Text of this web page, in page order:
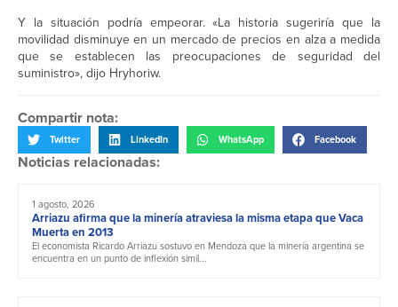
Y la situación podría empeorar. «La historia sugeriría que la
movilidad disminuye en un mercado de precios en alza a medida
que se establecen las preocupaciones de seguridad del
suministro», dijo Hryhoriw.
Compartir nota:
Twitter LinkedIn WhatsApp Facebook
Noticias relacionadas:
1 agosto, 2026
Arriazu afirma que la minería atraviesa la misma etapa que Vaca
Muerta en 2013
El economista Ricardo Arriazu sostuvo en Mendoza que la minería argentina se
encuentra en un punto de inflexión simil...